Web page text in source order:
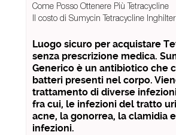
Come Posso Ottenere Più Tetracycline
Il costo di Sumycin Tetracycline
Luogo sicuro per acquistare
senza prescrizione medica.
Generico è un antibiotico che
batteri presenti nel corpo.
trattamento di diverse
fra cui, le infezioni del tratto
acne, la gonorrea, la clamidia
infezioni.